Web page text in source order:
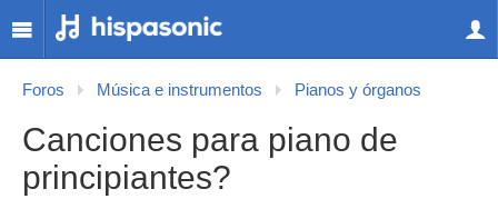
Foros Música e instrumentos Pianos y órganos
Canciones para piano de
principiantes?